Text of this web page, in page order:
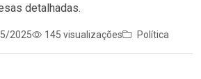
detalhadas.
2025 145 visualizações Política